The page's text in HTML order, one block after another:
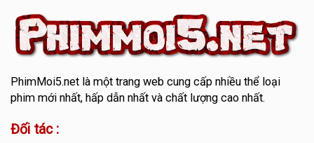
PhimMoi5.netlà một trang web cung cấp nhiều thể loại
phim mới nhất, hấp dẫn nhất và chất lượng cao nhất.
Đối tác :